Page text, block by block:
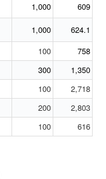
1,000
609
1,000
624.1
100
758
300
1,350
100
2,718
200
2,803
100 616